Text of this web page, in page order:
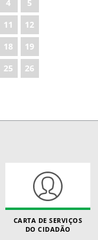
4
5
11
12
18
19
25
26
CARTA DE SERVIÇOS
DO CIDADÃO